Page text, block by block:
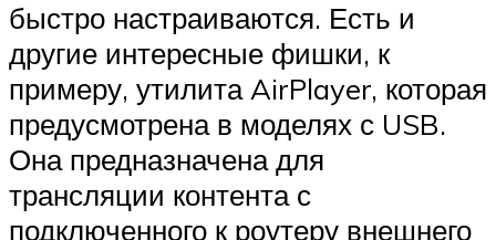
быстро настраиваются. Есть и
другие интересные фишки, к
примеру, утилита AirPlayer, которая
предусмотрена в моделях с USB.
Она предназначена для
трансляции контента с
подключенного к роутеру внешнего